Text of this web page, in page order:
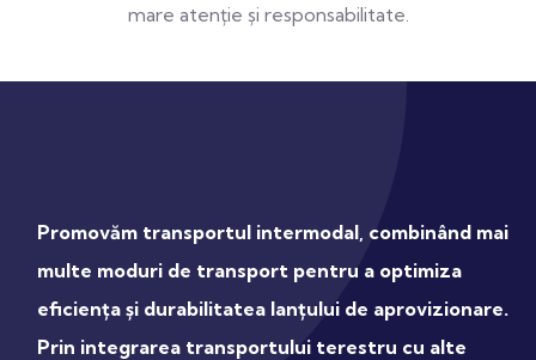
mare atenție și responsabilitate.
Promovăm transportul intermodal, combinând mai
multe moduri de transport pentru a optimiza
eficiența și durabilitatea lanțului de aprovizionare.
Prin integrarea transportului terestru cu alte